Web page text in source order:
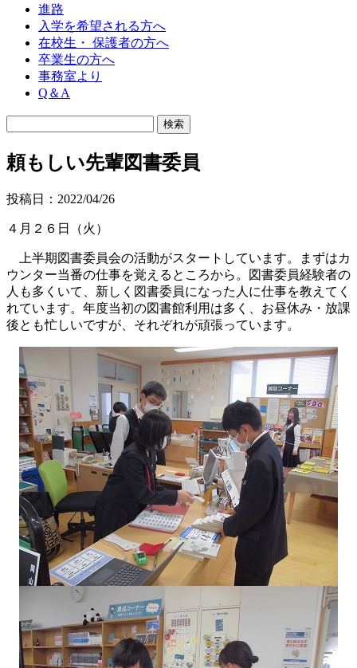
進路
入学を希望される方へ
在校生・ 保護者の方へ
卒業生の方へ
事務室より
Q＆A
頼もしい先輩図書委員
投稿日：2022/04/26
４月２６日（火）
上半期図書委員会の活動がスタートしています。まずはカ
ウンター当番の仕事を覚えるところから。図書委員経験者の
人も多くいて、新しく図書委員になった人に仕事を教えてく
れています。年度当初の図書館利用は多く、お昼休み・放課
後とも忙しいですが、それぞれが頑張っています。